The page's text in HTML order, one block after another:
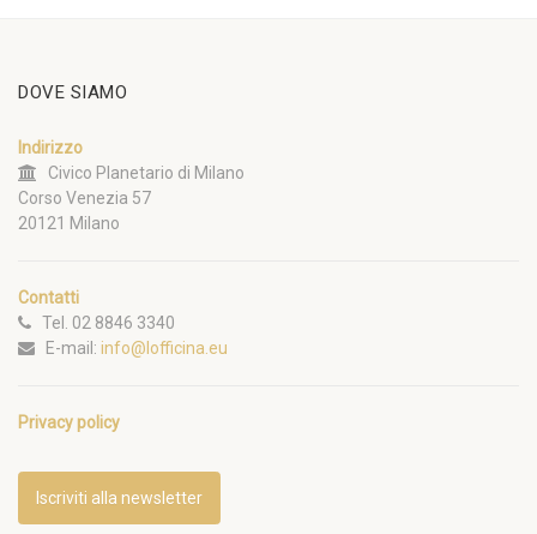
DOVE SIAMO
Indirizzo
Civico Planetario di Milano
Corso Venezia 57
20121 Milano
Contatti
Tel. 02 8846 3340
E-mail: info@lofficina.eu
Privacy policy
Iscriviti alla newsletter